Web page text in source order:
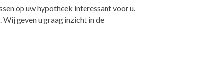
op uw hypotheek interessant voor u.
geven u graag inzicht in de